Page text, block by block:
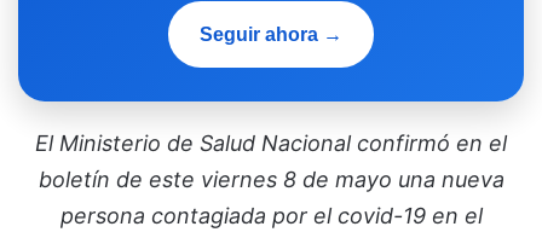
Seguir ahora →
El Ministerio de Salud Nacional confirmó en el
boletín de este viernes 8 de mayo una nueva
persona contagiada por el covid-19 en el